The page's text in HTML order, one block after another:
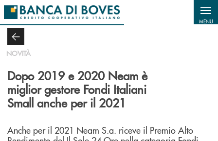
Salta al contenuto principale
MENU
NOVITÀ
Dopo 2019 e 2020 Neam è
miglior gestore Fondi Italiani
Small anche per il 2021
Anche per il 2021 Neam S.a. riceve il Premio Alto